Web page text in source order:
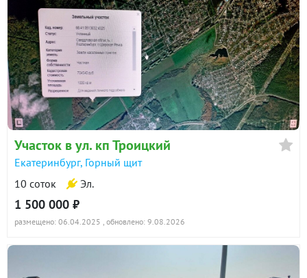
Участок в ул. кп Троицкий
Екатеринбург, Горный щит
10 соток
Эл.
1 500 000 ₽
размещено: 06.04.2025 , обновлено: 9.08.2026